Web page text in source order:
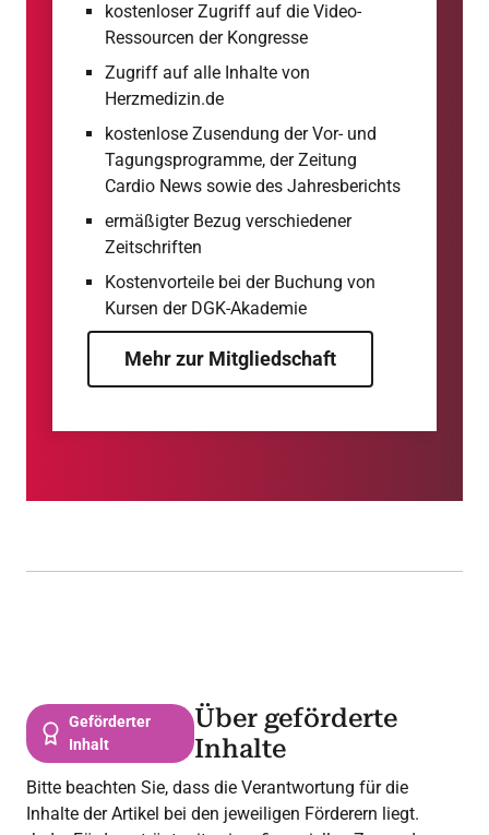
kostenloser Zugriff auf die Video-
Ressourcen der Kongresse
Zugriff auf alle Inhalte von
Herzmedizin.de
kostenlose Zusendung der Vor- und
Tagungsprogramme, der Zeitung
Cardio News sowie des Jahresberichts
ermäßigter Bezug verschiedener
Zeitschriften
Kostenvorteile bei der Buchung von
Kursen der DGK-Akademie
Mehr zur Mitgliedschaft
Geförderter
Inhalt
Über geförderte
Inhalte
Bitte beachten Sie, dass die Verantwortung für die
Inhalte der Artikel bei den jeweiligen Förderern liegt.